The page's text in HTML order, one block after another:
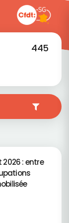
445
2026 : entre